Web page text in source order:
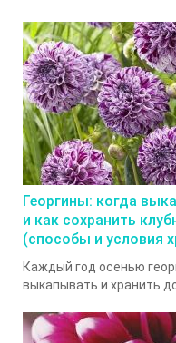
Георгины: когда
и как сохранить
(способы и условия
Каждый год осенью
выкапывать и хранить до